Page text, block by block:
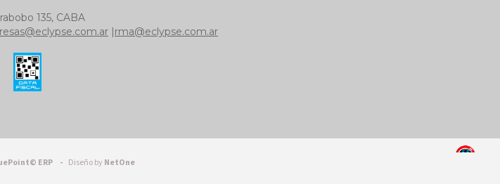
135, CABA
|rma@eclypse.com.ar
ERP - Diseño by NetOne